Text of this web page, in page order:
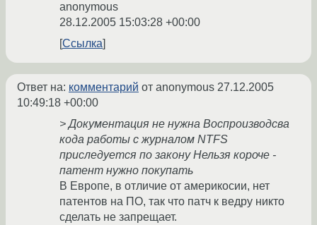
anonymous
28.12.2005 15:03:28 +00:00
Ссылка
Ответ на: комментарий от anonymous 27.12.2005
10:49:18 +00:00
> Документация не нужна Воспроизводсва
кода работы с журналом NTFS
приследуется по закону Нельзя короче -
патент нужно покупать
В Европе, в отличие от америкосии, нет
патентов на ПО, так что патч к ведру никто
сделать не запрещает.